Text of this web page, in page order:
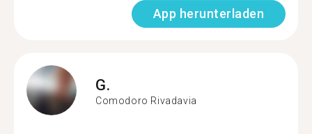
App herunterladen
G.
Comodoro Rivadavia